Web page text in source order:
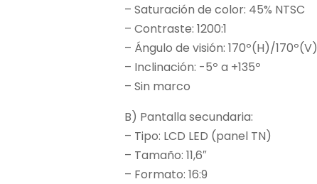
– Saturación de color: 45% NTSC
– Contraste: 1200:1
– Ángulo de visión: 170º(H)/170º(V)
– Inclinación: -5º a +135º
– Sin marco
B) Pantalla secundaria:
– Tipo: LCD LED (panel TN)
– Tamaño: 11,6″
– Formato: 16:9